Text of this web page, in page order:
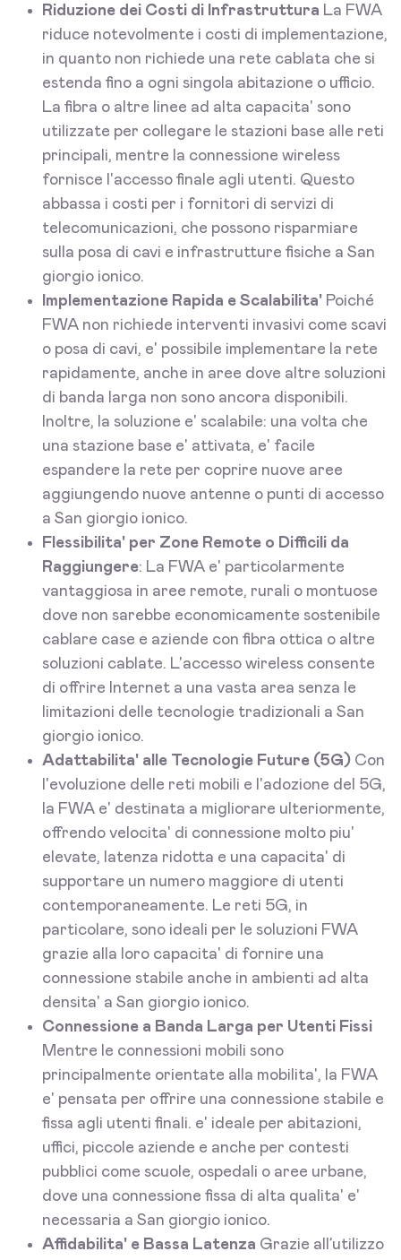
Riduzione dei Costi di Infrastruttura La FWA
riduce notevolmente i costi di implementazione,
in quanto non richiede una rete cablata che si
estenda fino a ogni singola abitazione o ufficio.
La fibra o altre linee ad alta capacita' sono
utilizzate per collegare le stazioni base alle reti
principali, mentre la connessione wireless
fornisce l'accesso finale agli utenti. Questo
abbassa i costi per i fornitori di servizi di
telecomunicazioni, che possono risparmiare
sulla posa di cavi e infrastrutture fisiche a San
giorgio ionico.
Implementazione Rapida e Scalabilita' Poiché
FWA non richiede interventi invasivi come scavi
o posa di cavi, e' possibile implementare la rete
rapidamente, anche in aree dove altre soluzioni
di banda larga non sono ancora disponibili.
Inoltre, la soluzione e' scalabile: una volta che
una stazione base e' attivata, e' facile
espandere la rete per coprire nuove aree
aggiungendo nuove antenne o punti di accesso
a San giorgio ionico.
Flessibilita' per Zone Remote o Difficili da
Raggiungere: La FWA e' particolarmente
vantaggiosa in aree remote, rurali o montuose
dove non sarebbe economicamente sostenibile
cablare case e aziende con fibra ottica o altre
soluzioni cablate. L'accesso wireless consente
di offrire Internet a una vasta area senza le
limitazioni delle tecnologie tradizionali a San
giorgio ionico.
Adattabilita' alle Tecnologie Future (5G) Con
l'evoluzione delle reti mobili e l'adozione del 5G,
la FWA e' destinata a migliorare ulteriormente,
offrendo velocita' di connessione molto piu'
elevate, latenza ridotta e una capacita' di
supportare un numero maggiore di utenti
contemporaneamente. Le reti 5G, in
particolare, sono ideali per le soluzioni FWA
grazie alla loro capacita' di fornire una
connessione stabile anche in ambienti ad alta
densita' a San giorgio ionico.
Connessione a Banda Larga per Utenti Fissi
Mentre le connessioni mobili sono
principalmente orientate alla mobilita', la FWA
e' pensata per offrire una connessione stabile e
fissa agli utenti finali. e' ideale per abitazioni,
uffici, piccole aziende e anche per contesti
pubblici come scuole, ospedali o aree urbane,
dove una connessione fissa di alta qualita' e'
necessaria a San giorgio ionico.
Affidabilita' e Bassa Latenza Grazie all’utilizzo